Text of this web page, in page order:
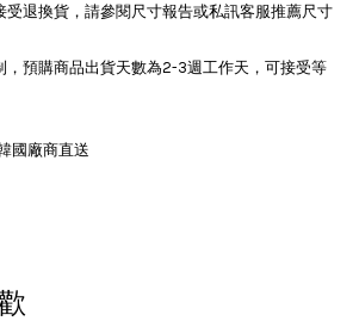
受退換貨，請參閱尺寸報告或私訊客服推薦尺寸
，預購商品出貨天數為2-3週工作天，可接受等
國廠商直送